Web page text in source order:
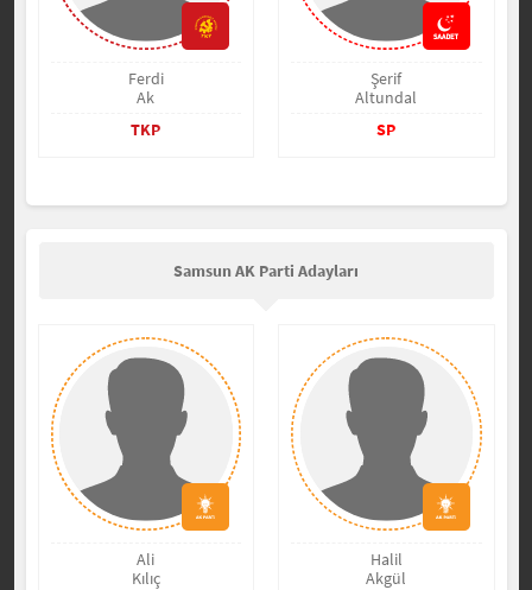
Ferdi
Ak
TKP
Şerif
Altundal
SP
Samsun AK Parti Adayları
Ali
Kılıç
Halil
Akgül